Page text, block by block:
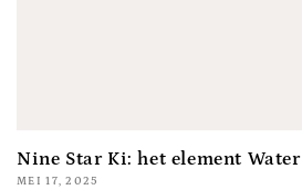
Nine Star Ki: het element Water
MEI 17, 2025